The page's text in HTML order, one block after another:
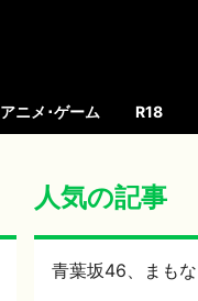
アニメ･ゲーム R18
人気の記事
青葉坂46、まも